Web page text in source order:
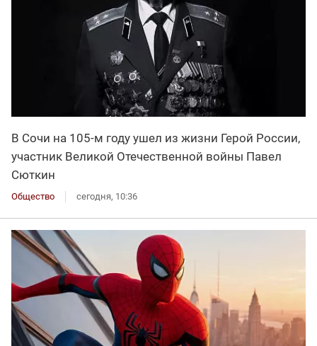
В Сочи на 105-м году ушел из жизни Герой России,
участник Великой Отечественной войны Павел
Сюткин
Общество сегодня, 10:36